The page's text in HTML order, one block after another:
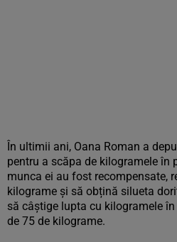
În ultimii ani, Oana Roman a
pentru a scăpa de kilogramele în
munca ei au fost recompensate,
kilograme și să obțină silueta
să câștige lupta cu kilogramele
de 75 de kilograme.